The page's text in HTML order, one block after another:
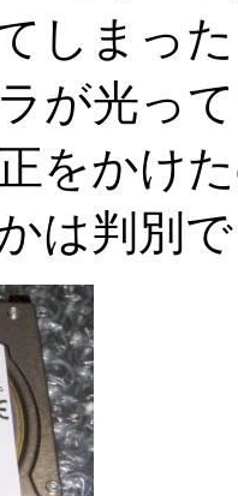
しまっ
が光っ
をかけ
は判別